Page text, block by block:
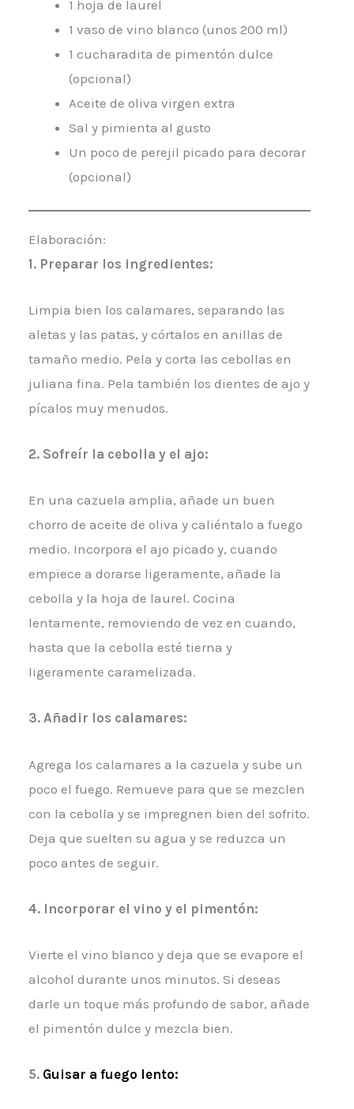
1 hoja de laurel
1 vaso de vino blanco (unos 200 ml)
1 cucharadita de pimentón dulce
(opcional)
Aceite de oliva virgen extra
Sal y pimienta al gusto
Un poco de perejil picado para decorar
(opcional)
Elaboración:
1. Preparar los ingredientes:
Limpia bien los calamares, separando las
aletas y las patas, y córtalos en anillas de
tamaño medio. Pela y corta las cebollas en
juliana fina. Pela también los dientes de ajo y
pícalos muy menudos.
2. Sofreír la cebolla y el ajo:
En una cazuela amplia, añade un buen
chorro de aceite de oliva y caliéntalo a fuego
medio. Incorpora el ajo picado y, cuando
empiece a dorarse ligeramente, añade la
cebolla y la hoja de laurel. Cocina
lentamente, removiendo de vez en cuando,
hasta que la cebolla esté tierna y
ligeramente caramelizada.
3. Añadir los calamares:
Agrega los calamares a la cazuela y sube un
poco el fuego. Remueve para que se mezclen
con la cebolla y se impregnen bien del sofrito.
Deja que suelten su agua y se reduzca un
poco antes de seguir.
4. Incorporar el vino y el pimentón:
Vierte el vino blanco y deja que se evapore el
alcohol durante unos minutos. Si deseas
darle un toque más profundo de sabor, añade
el pimentón dulce y mezcla bien.
5. Guisar a fuego lento: